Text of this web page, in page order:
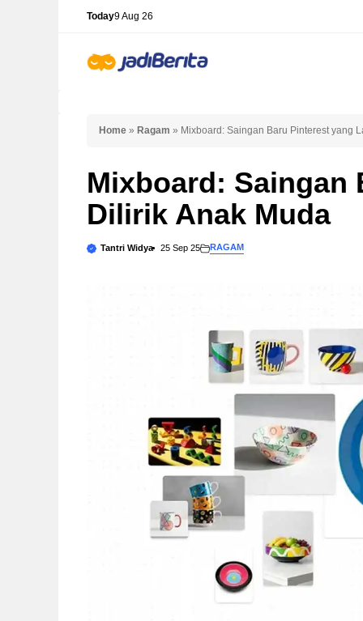
Today9 Aug 26
Home » Ragam » Mixboard: Saingan Baru Pinterest yang
Mixboard: Saingan
Dilirik Anak Muda
Tantri Widya 25 Sep 25 RAGAM